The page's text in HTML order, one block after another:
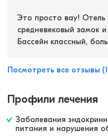
Это просто вау!
средневековый замок
Бассейн классный,
комплекс рядом, с
тоже отличный.
Персонал вежливый,
дневные развлечения
Посмотреть все отзывы
Профили лечения
Заболевания
питания и нарушения